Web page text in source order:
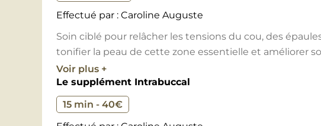
Effectué par : Caroline Auguste
Soin ciblé pour relâcher les tensions du cou, des
tonifier la peau de cette zone essentielle et améliorer
effet global plus harmonieux.
Voir plus +
Le supplément Intrabuccal
15 min - 40€